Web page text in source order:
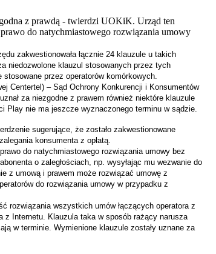
z prawdą - twierdzi UOKiK. Urząd ten
do natychmiastowego rozwiązania umowy
zakwestionowała łącznie 24 klauzule u takich
niedozwolone klauzul stosowanych przez tych
przez operatorów komórkowych.
Centertel) – Sąd Ochrony Konkurencji i Konsumentów
za niezgodne z prawem również niektóre klauzule
Play nie ma jeszcze wyznaczonego terminu w sądzie.
sugerujące, że zostało zakwestionowane
konsumenta z opłatą.
do natychmiastowego rozwiązania umowy bez
o zaległościach, np. wysyłając mu wezwanie do
z umową i prawem może rozwiązać umowę z
do rozwiązania umowy w przypadku z
rozwiązania wszystkich umów łączących operatora z
z Internetu. Klauzula taka w sposób rażący narusza
w terminie. Wymienione klauzule zostały uznane za